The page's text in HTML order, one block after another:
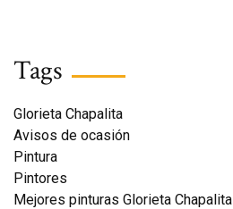
Tags
Glorieta Chapalita
Avisos de ocasión
Pintura
Pintores
Mejores pinturas Glorieta Chapalita